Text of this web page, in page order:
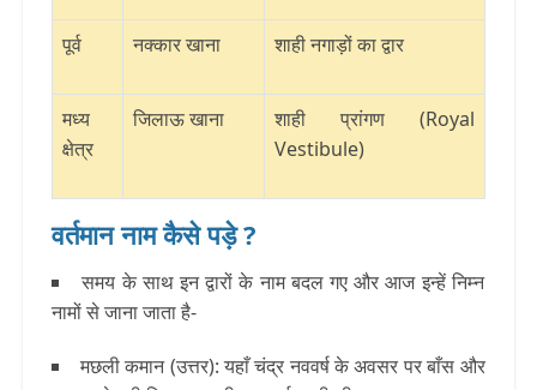
पूर्व नक्कार खाना शाही नगाड़ों का द्वार
मध्य
क्षेत्र
जिलाऊ खाना
शाही प्रांगण (Royal
Vestibule)
वर्तमान नाम कैसे पड़े ?
समय के साथ इन द्वारों के नाम बदल गए और आज इन्हें निम्न
नामों से जाना जाता है-
मछली कमान (उत्तर): यहाँ चंद्र नववर्ष के अवसर पर बाँस और